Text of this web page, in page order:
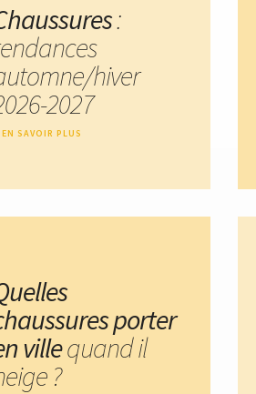
:
hiver
2027
EN SAVOIR PLUS
porter
villequand il
?